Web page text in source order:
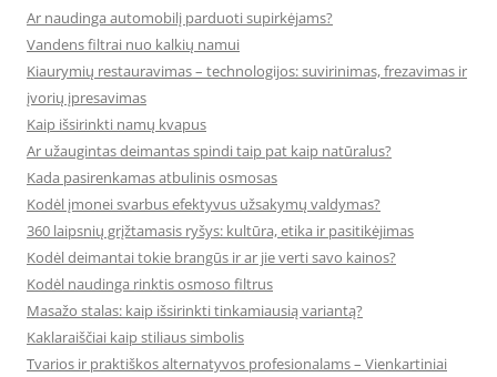
Ar naudinga automobilį parduoti supirkėjams?
Vandens filtrai nuo kalkių namui
Kiaurymių restauravimas – technologijos: suvirinimas, frezavimas ir
įvorių įpresavimas
Kaip išsirinkti namų kvapus
Ar užaugintas deimantas spindi taip pat kaip natūralus?
Kada pasirenkamas atbulinis osmosas
Kodėl įmonei svarbus efektyvus užsakymų valdymas?
360 laipsnių grįžtamasis ryšys: kultūra, etika ir pasitikėjimas
Kodėl deimantai tokie brangūs ir ar jie verti savo kainos?
Kodėl naudinga rinktis osmoso filtrus
Masažo stalas: kaip išsirinkti tinkamiausią variantą?
Kaklaraiščiai kaip stiliaus simbolis
Tvarios ir praktiškos alternatyvos profesionalams – Vienkartiniai